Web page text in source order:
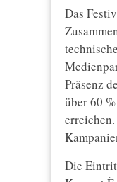
Das
Präsenz
über 60
Die